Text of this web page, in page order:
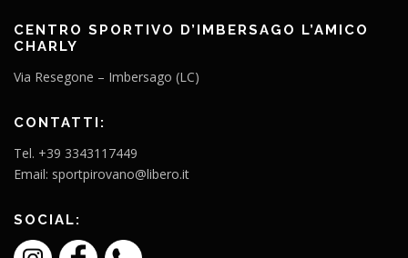
CENTRO SPORTIVO D’IMBERSAGO L’AMICO
CHARLY
Via Resegone – Imbersago (LC)
CONTATTI:
Tel. +39 3343117449
Email: sportpirovano@libero.it
SOCIAL: